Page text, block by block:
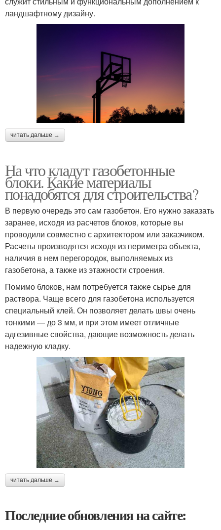
ландшафтному дизайну.
читать дальше →
На что кладут газобетонные
блоки. Какие материалы
понадобятся для строительства?
В первую очередь это сам газобетон. Его нужно заказать
заранее, исходя из расчетов блоков, которые вы
проводили совместно с архитектором или заказчиком.
Расчеты производятся исходя из периметра объекта,
наличия в нем перегородок, выполняемых из
газобетона, а также из этажности строения.
Помимо блоков, нам потребуется также сырье для
раствора. Чаще всего для газобетона используется
специальный клей. Он позволяет делать швы очень
тонкими — до 3 мм, и при этом имеет отличные
адгезивные свойства, дающие возможность делать
надежную кладку.
читать дальше →
Последние обновления на сайте: